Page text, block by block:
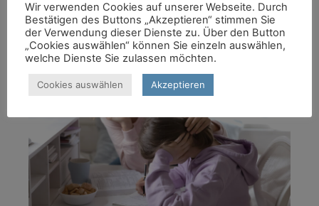
angemessene Berücksichtigung seiner
Problematik.
Wir verwenden Cookies auf unserer Webseite. Durch
Bestätigen des Buttons „Akzeptieren“ stimmen Sie
der Verwendung dieser Dienste zu. Über den Button
„Cookies auswählen“ können Sie einzeln auswählen,
welche Dienste Sie zulassen möchten.
Cookies auswählen Akzeptieren